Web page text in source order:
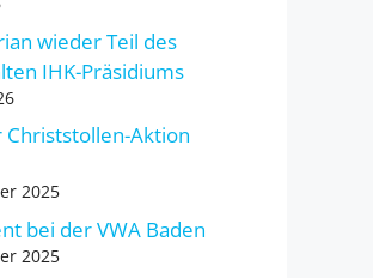
wieder Teil des
IHK-Präsidiums
Christstollen-Aktion
2025
bei der VWA Baden
2025